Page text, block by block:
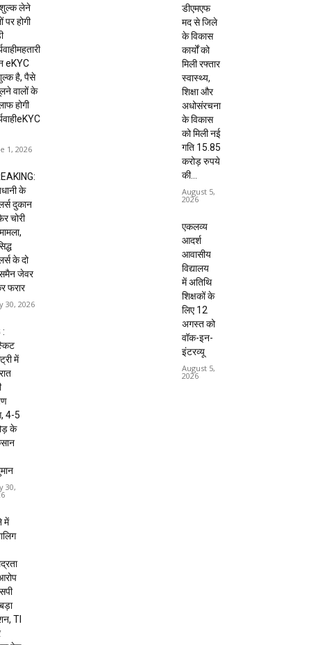
लेने
पर होगी
eKYC
है, पैसे
वालों के
होगी
1, 2026
के
दुकान
चोरी
के दो
जेवर
फरार
30, 2026
:
में
4-5
के
30,
में
TI
डीएमएफ
मद से जिले
के विकास
कार्यों को
मिली रफ्तार
स्वास्थ्य,
शिक्षा और
अधोसंरचना
के विकास
को मिली नई
गति 15.85
करोड़ रुपये
की...
August 5,
2026
एकलव्य
आदर्श
आवासीय
विद्यालय
में अतिथि
शिक्षकों के
लिए 12
अगस्त को
वॉक-इन-
इंटरव्यू
August 5,
2026